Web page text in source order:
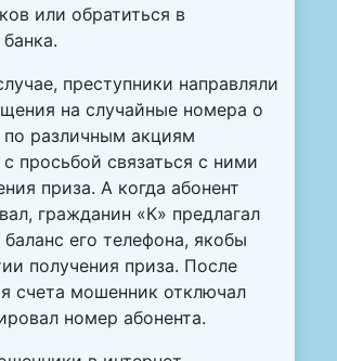
или обратиться в
преступники направляли
на случайные номера о
различным акциям
просьбой связаться с ними
приза. А когда абонент
гражданин «К» предлагал
баланс его телефона, якобы
получения приза. После
счета мошенник отключал
номер абонента.